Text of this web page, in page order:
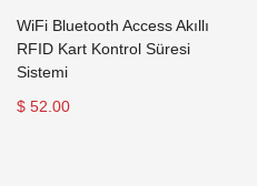
WiFi Bluetooth Access Akıllı
RFID Kart Kontrol Süresi
Sistemi
$ 52.00